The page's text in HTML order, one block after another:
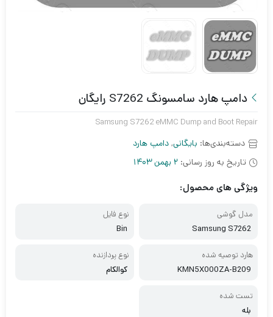
دامپ هارد سامسونگ S7262 رایگان
Samsung S7262 eMMC Dump and Boot Repair
دسته‌بندی‌ها: بایگانی, دامپ هارد
تاریخ به روز رسانی: 2 بهمن 1403
ویژگی های محصول:
مدل گوشی
Samsung S7262
نوع فایل
Bin
هارد توصیه شده
KMN5X000ZA-B209
نوع پردازنده
کوالکام
تست شده
بله